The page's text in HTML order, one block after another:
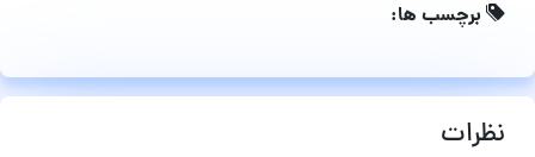
برچسب ها:
نظرات